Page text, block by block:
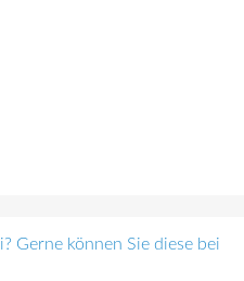
Gerne können Sie diese bei